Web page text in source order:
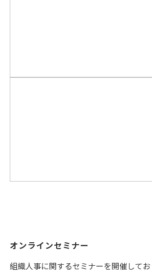
オンラインセミナー
組織人事に関するセミナーを開催してお